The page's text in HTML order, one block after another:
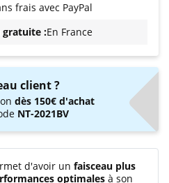
frais avec PayPal
gratuite :En France
client ?
dès 150€ d'achat
NT-2021BV
d'avoir un faisceau plus
optimales à son